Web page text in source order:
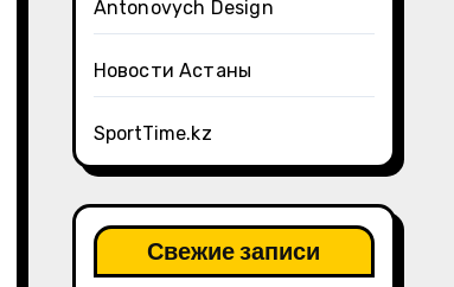
Antonovych Design
Новости Астаны
SportTime.kz
Свежие записи